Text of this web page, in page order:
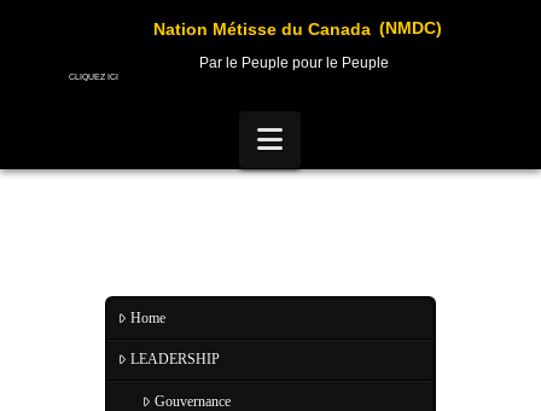
Nation Métisse du Canada (NMDC)
Par le Peuple pour le Peuple
CLIQUEZ ICI
Navigation
Home
LEADERSHIP
Gouvernance